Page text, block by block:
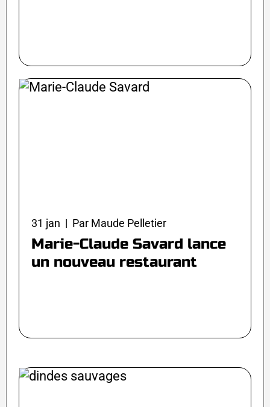
31 jan | Par Maude Pelletier
Marie-Claude Savard lance
un nouveau restaurant